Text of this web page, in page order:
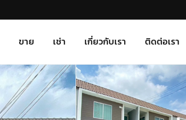
ขาย เช่า เกี่ยวกับเรา ติดต่อเรา